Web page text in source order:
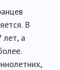
В
лет, а